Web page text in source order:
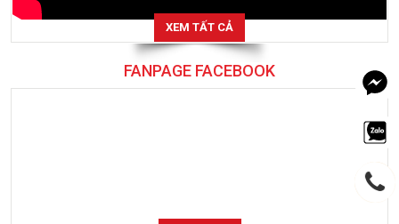
XEM TẤT CẢ
FANPAGE FACEBOOK